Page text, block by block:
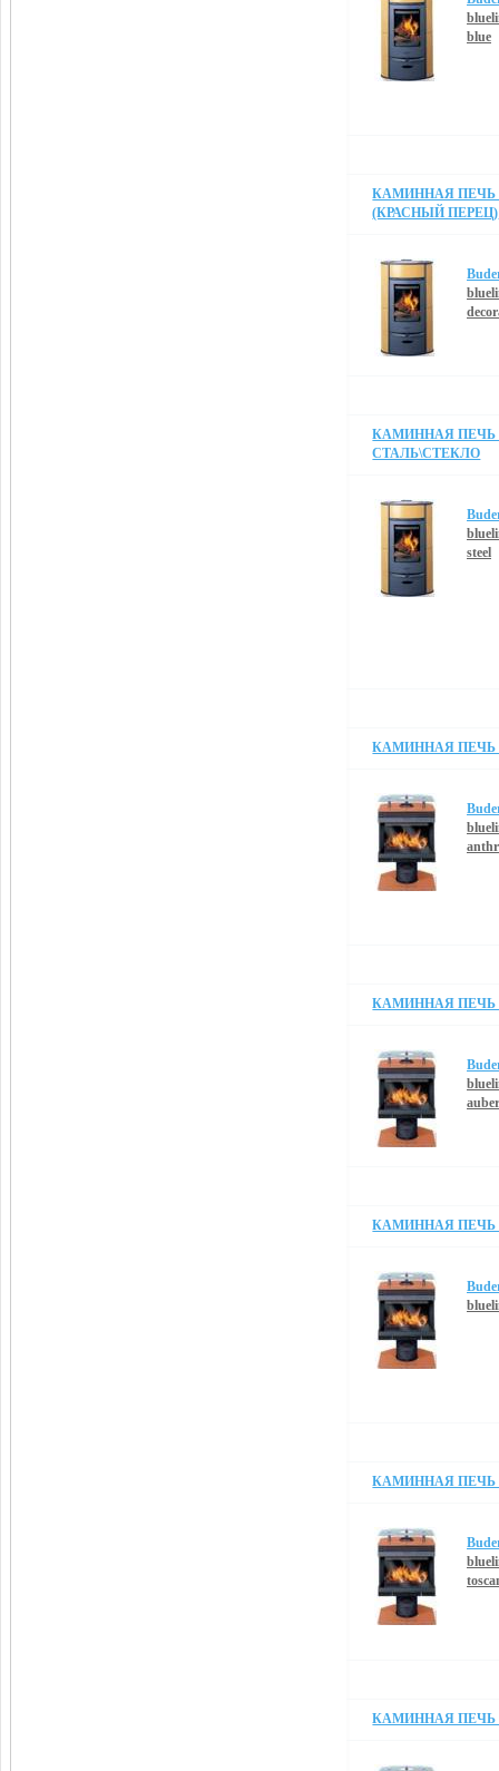
blue
КАМИННАЯ ПЕЧЬ
(КРАСНЫЙ ПЕРЕЦ)
КАМИННАЯ ПЕЧЬ
СТАЛЬ\СТЕКЛО
steel
КАМИННАЯ ПЕЧЬ
КАМИННАЯ ПЕЧЬ
КАМИННАЯ ПЕЧЬ
КАМИННАЯ ПЕЧЬ
КАМИННАЯ ПЕЧЬ